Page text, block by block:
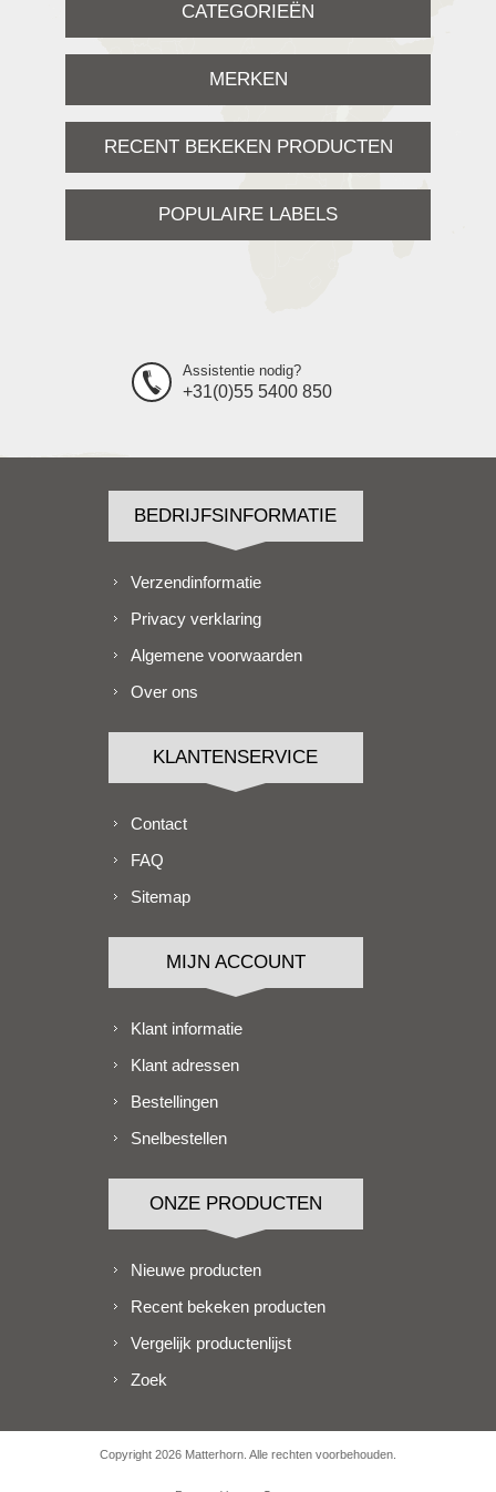
CATEGORIEËN
MERKEN
RECENT BEKEKEN PRODUCTEN
POPULAIRE LABELS
Assistentie nodig?
+31(0)55 5400 850
BEDRIJFSINFORMATIE
Verzendinformatie
Privacy verklaring
Algemene voorwaarden
Over ons
KLANTENSERVICE
Contact
FAQ
Sitemap
MIJN ACCOUNT
Klant informatie
Klant adressen
Bestellingen
Snelbestellen
ONZE PRODUCTEN
Nieuwe producten
Recent bekeken producten
Vergelijk productenlijst
Zoek
Copyright 2026 Matterhorn. Alle rechten voorbehouden.